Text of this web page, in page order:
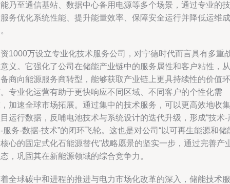
乃至通信基站、数据中心备用电源等多个场景，通过专业的技
务优化系统性能、提升能量效率、保障安全运行并降低运维成
1000万设立专业化技术服务公司，对宁德时代而言具有多重
义。它强化了公司在储能产业链中的服务属性和客户粘性，从
商向能源服务商转型，能够获取产业链上更具持续性的价值环
专业化运营有助于更快响应不同区域、不同客户的个性化需
加速全球市场拓展。通过集中的技术服务，可以更高效地收集
运行数据，反哺电池技术与系统设计的迭代升级，形成“技术-
服务-数据-技术”的闭环飞轮。这也是对公司“以可再生能源和储
心的固定式化石能源替代”战略愿景的坚实一步，通过完善产
，巩固其在新能源领域的综合竞争力。
全球碳中和进程的推进与电力市场化改革的深入，储能技术服